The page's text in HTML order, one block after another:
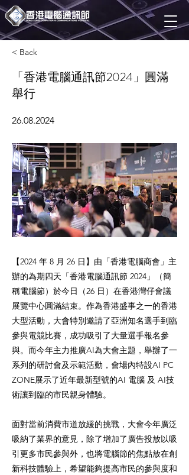
< Back
「香港電腦通訊節2024」圓滿
舉行
26.08.2024
【2024 年 8 月 26 日】由「香港電腦商會」主
辦的為期四天「香港電腦通訊節 2024」（簡
稱電腦節）於今日（26 日）在香港灣仔會議
展覽中心圓滿結束。作為香港盛事之一的香港
大型活動，大會特別邀請了亞洲知名選手到臨
參與電競比賽，成功吸引了大量選手報名參
與。而今年主力推廣AI為大會主題，舉辦了一
系列的研討會及示範活動，會場內特設AI PC
ZONE展示了近年最新型號的AI 電腦 及 AI技
術讓到臨的市民親身體驗。
面對當前消費市道放緩的挑戰，大會今年廣泛
吸納了業界的意見，除了增加了廣告投放以吸
引更多市民參與外，也將電腦節的焦點放在創
新科技體驗上，希望能夠提高市民的參與度和